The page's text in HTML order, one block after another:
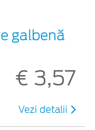
galbenă
€ 3,57
Vezi detalii